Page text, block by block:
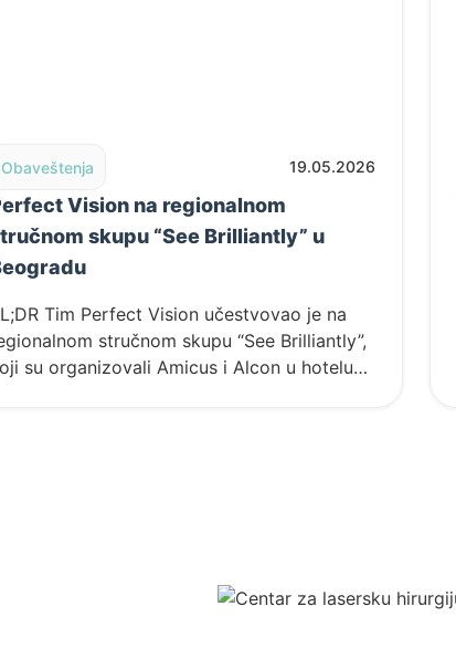
Obaveštenja 19.05.2026
Vision na regionalnom
skupu “See Brilliantly” u
Tim Perfect Vision učestvovao je na
stručnom skupu “See Brilliantly”,
su organizovali Amicus i Alcon u hotelu…